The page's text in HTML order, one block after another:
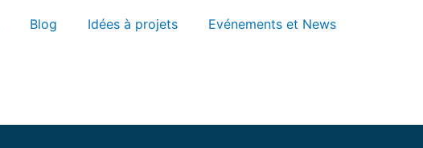
Blog Idées à projets Evénements et News